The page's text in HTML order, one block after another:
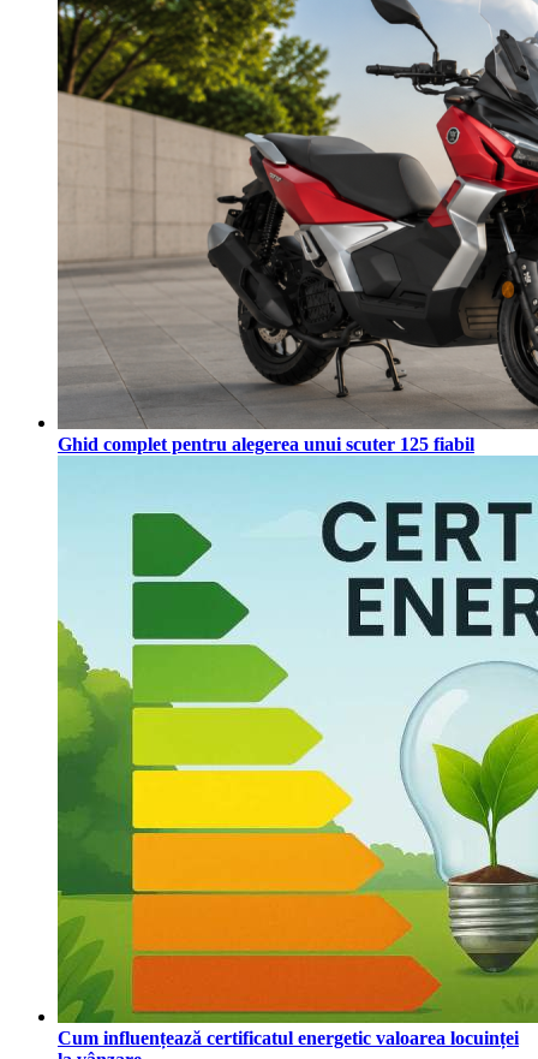
Ghid complet pentru alegerea unui scuter 125 fiabil
Cum influențează certificatul energetic valoarea locuinței